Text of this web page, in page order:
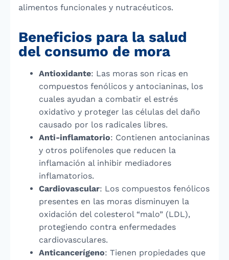
alimentos funcionales y nutracéuticos.
Beneficios para la salud
del consumo de mora
Antioxidante: Las moras son ricas en
compuestos fenólicos y antocianinas, los
cuales ayudan a combatir el estrés
oxidativo y proteger las células del daño
causado por los radicales libres.
Anti-inflamatorio: Contienen antocianinas
y otros polifenoles que reducen la
inflamación al inhibir mediadores
inflamatorios.
Cardiovascular: Los compuestos fenólicos
presentes en las moras disminuyen la
oxidación del colesterol “malo” (LDL),
protegiendo contra enfermedades
cardiovasculares.
Anticancerígeno: Tienen propiedades que